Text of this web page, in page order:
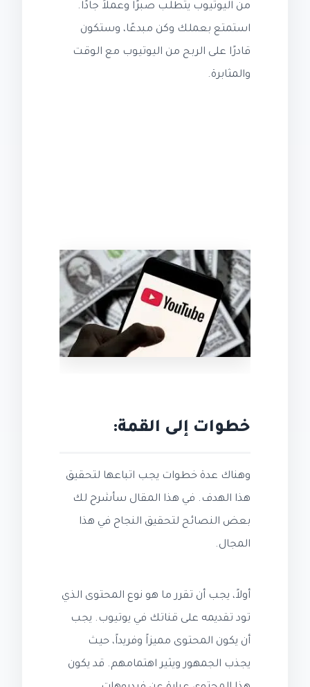
من اليوتيوب يتطلب صبرًا وعملاً جادًا.
استمتع بعملك وكن مبدعًا، وستكون
قادرًا على الربح من اليوتيوب مع الوقت
والمثابرة.
خطوات إلى القمة:
وهناك عدة خطوات يجب اتباعها لتحقيق
هذا الهدف. في هذا المقال سأشرح لك
بعض النصائح لتحقيق النجاح في هذا
المجال.
أولاً، يجب أن تقرر ما هو نوع المحتوى الذي
تود تقديمه على قناتك في يوتيوب. يجب
أن يكون المحتوى مميزاً وفريداً، حيث
يجذب الجمهور ويثير اهتمامهم. قد يكون